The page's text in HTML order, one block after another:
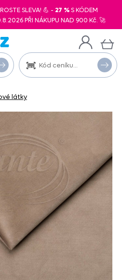
SLEVA! 💪 - 27 %S KÓDEM
PŘI NÁKUPU NAD 900 Kč. 🚀
látky